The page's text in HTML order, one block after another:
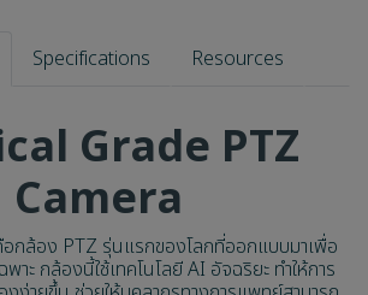
Specifications Resources
Grade PTZ
Camera
กล้อง PTZ รุ่นแรกของโลกที่ออกแบบมาเพื่อ
าะ กล้องนี้ใช้เทคโนโลยี AI อัจฉริยะ ทำให้การ